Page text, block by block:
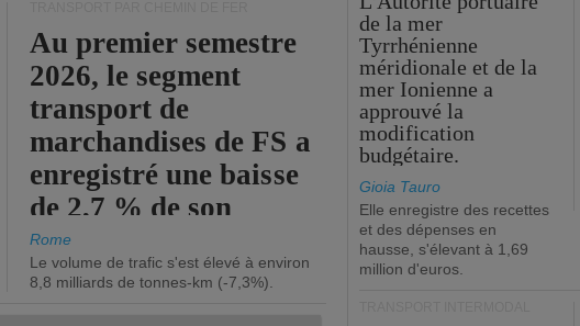
Au premier semestre
2026, le segment
transport de
marchandises de FS a
enregistré une baisse
de 2,7 % de son
chiffre d'affaires
opérationnel.
Rome
Le volume de trafic s'est élevé à environ
8,8 milliards de tonnes-km (-7,3%).
de la mer
Tyrrhénienne
méridionale et de la
mer Ionienne a
approuvé la
modification
budgétaire.
Gioia Tauro
Elle enregistre des recettes
et des dépenses en
hausse, s'élevant à 1,69
million d'euros.